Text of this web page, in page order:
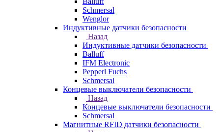
Schmersal
Wenglor
Индуктивные датчики безопасности
Назад
Индуктивные датчики безопасности
Balluff
IFM Electronic
Pepperl Fuchs
Schmersal
Концевые выключатели безопасности
Назад
Концевые выключатели безопасности
Schmersal
Магнитные RFID датчики безопасности